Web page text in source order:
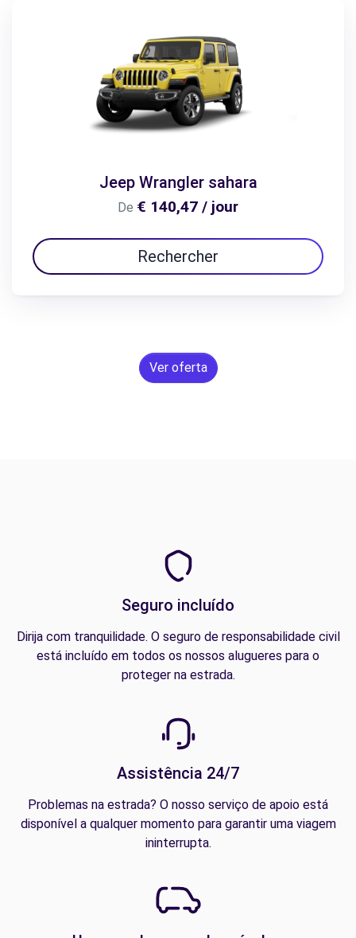
Jeep Wrangler sahara
De € 140,47 / jour
Rechercher
Ver oferta
Seguro incluído
Dirija com tranquilidade. O seguro de responsabilidade civil
está incluído em todos os nossos alugueres para o
proteger na estrada.
Assistência 24/7
Problemas na estrada? O nosso serviço de apoio está
disponível a qualquer momento para garantir uma viagem
ininterrupta.